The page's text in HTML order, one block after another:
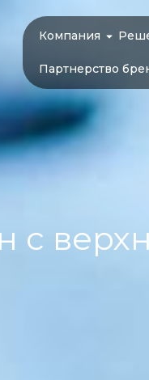
Компания
Партнерство
с